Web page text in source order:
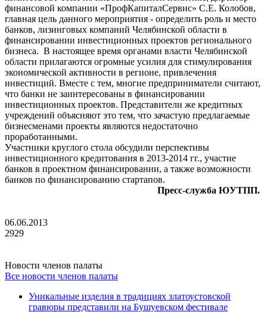
финансовой компании «ПрофКапиталСервис» С.Е. Колобов,
главная цель данного мероприятия - определить роль и место
банков, лизинговых компаний Челябинской области в
финансировании инвестиционных проектов регионального
бизнеса. В настоящее время органами власти Челябинской
области прилагаются огромные усилия для стимулирования
экономической активности в регионе, привлечения
инвестиций. Вместе с тем, многие предприниматели считают,
что банки не заинтересованы в финансировании
инвестиционных проектов. Представители же кредитных
учреждений объясняют это тем, что зачастую предлагаемые
бизнесменами проекты являются недостаточно
проработанными.
Участники круглого стола обсудили перспективы
инвестиционного кредитования в 2013-2014 гг., участие
банков в проектном финансировании, а также возможности
банков по финансированию стартапов.
Пресс-служба ЮУТПП.
06.06.2013
2929
Новости членов палаты
Все новости членов палаты
Уникальные изделия в традициях златоустовской
гравюры представили на Бушуевском фестивале